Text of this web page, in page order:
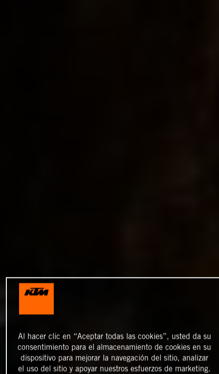
Al hacer clic en “Aceptar todas las cookies”, usted da su
consentimiento para el almacenamiento de cookies en su
dispositivo para mejorar la navegación del sitio, analizar
el uso del sitio y apoyar nuestros esfuerzos de marketing.